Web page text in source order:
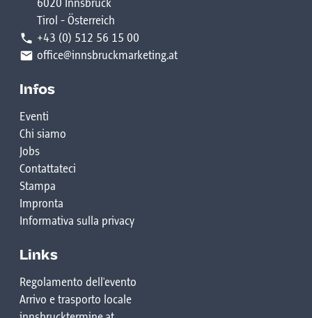
6020 Innsbruck
Tirol - Österreich
+43 (0) 512 56 15 00
office@innsbruckmarketing.at
Infos
Eventi
Chi siamo
Jobs
Contattateci
Stampa
Impronta
Informativa sulla privacy
Links
Regolamento dell'evento
Arrivo e trasporto locale